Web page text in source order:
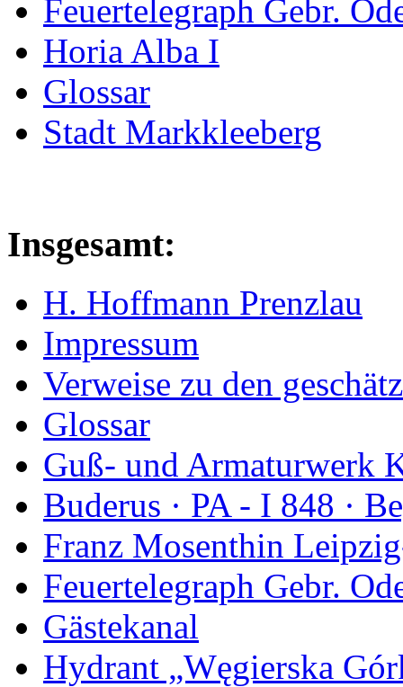
Feuertelegraph Gebr.
Horia Alba I
Glossar
Stadt Markkleeberg
Insgesamt:
H. Hoffmann Prenzlau
Impressum
Verweise zu den
Glossar
Guß- und Armaturwerk
Buderus · PA - I 848 ·
Franz Mosenthin
Feuertelegraph Gebr.
Gästekanal
Hydrant „Węgierska